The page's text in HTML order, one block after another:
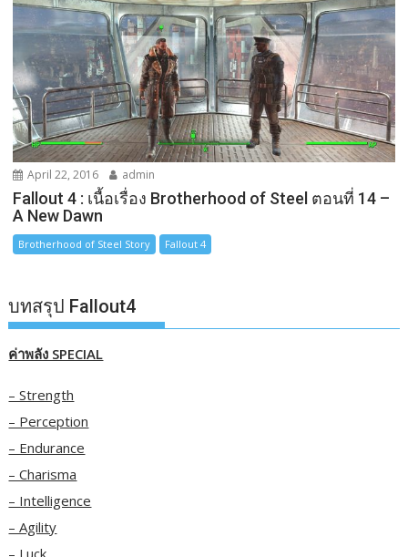
April 22, 2016 admin
Fallout 4 : เนื้อเรื่อง Brotherhood of Steel ตอนที่ 14 –
A New Dawn
Brotherhood of Steel Story Fallout 4
บทสรุป Fallout4
ค่าพลัง SPECIAL
– Strength
– Perception
– Endurance
– Charisma
– Intelligence
– Agility